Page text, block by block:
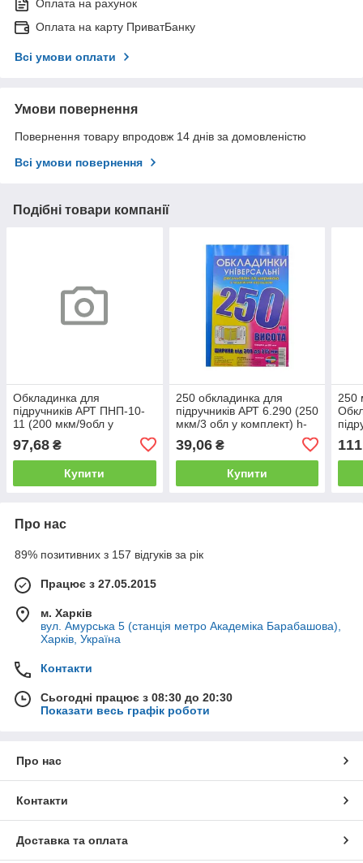
Оплата на рахунок
Оплата на карту ПриватБанку
Всі умови оплати
Умови повернення
Повернення товару впродовж 14 днів за домовленістю
Всі умови повернення
Подібні товари компанії
Обкладинка для
підручників АРТ ПНП-10-
11 (200 мкм/9обл у
97,68 ₴
Купити
250 обкладинка для
підручників АРТ 6.290 (250
мкм/3 обл у комплект) h-
ширина 350-452mm
39,06₴
Купити
250
ТМ-
Про нас
89% позитивних з 157 відгуків за рік
Працює з 27.05.2015
м. Харків
вул. Амурська 5 (станція метро Академіка Барабашова),
Харків, Україна
Контакти
Сьогодні працює з 08:30 до 20:30
Показати весь графік роботи
Про нас
Контакти
Доставка та оплата